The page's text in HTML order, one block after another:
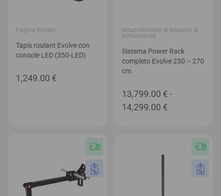
Pagina iniziale
Tapis roulant Evolve con
console LED (350-LED)
1,249.00 €
Setup completi di impianti di
perforazione
Sistema Power Rack
completo Evolve 230 – 270
cm
13,799.00 € -
14,299.00 €